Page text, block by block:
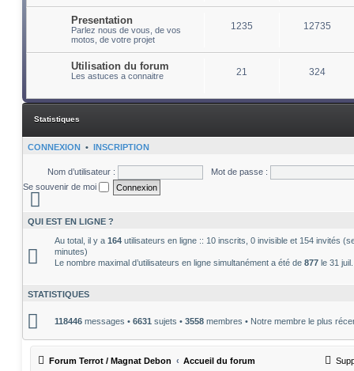
Presentation
Parlez nous de vous, de vos
motos, de votre projet
1235 12735
Utilisation du forum
Les astuces a connaitre 21 324
Statistiques
CONNEXION • INSCRIPTION
Nom d’utilisateur :
Mot de passe :
Se souvenir de moi
QUI EST EN LIGNE ?
Au total, il y a 164 utilisateurs en ligne :: 10 inscrits, 0 invisible et 154 invités
minutes)
Le nombre maximal d’utilisateurs en ligne simultanément a été de 877 le 31
STATISTIQUES
118446 messages • 6631 sujets • 3558 membres • Notre membre le plus
Forum Terrot / Magnat Debon Accueil du forum